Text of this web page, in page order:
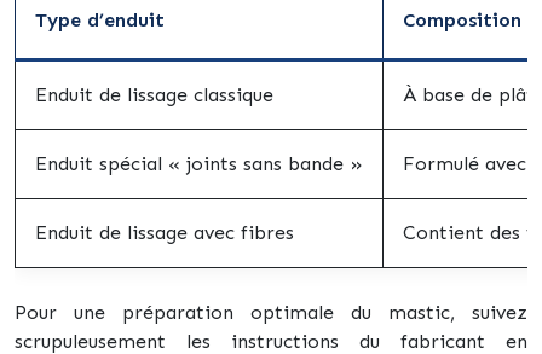
Type d’enduit Composition
Enduit de lissage classique À base de
Enduit spécial « joints sans bande » Formulé avec
Enduit de lissage avec fibres Contient des
Pour une préparation optimale du mastic, suivez
scrupuleusement les instructions du fabricant en